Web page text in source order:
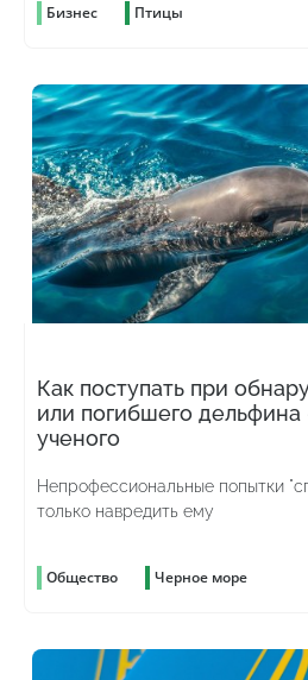
Бизнес Птицы
Как поступать при
или погибшего
ученого
Непрофессиональные попытки
только навредить ему
Общество Черное море